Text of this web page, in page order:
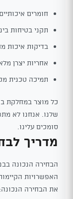
חומרים
תקני בטיחות
בדיקות איכות
אחריות יצרן
תמיכה טכנית
כל מוצר במחלקת
שלנו. אנחנו לא
סומכים עלינו.
מדריך
הבחירה הנכונה
האפשרויות
את הבחירה הנכונה: